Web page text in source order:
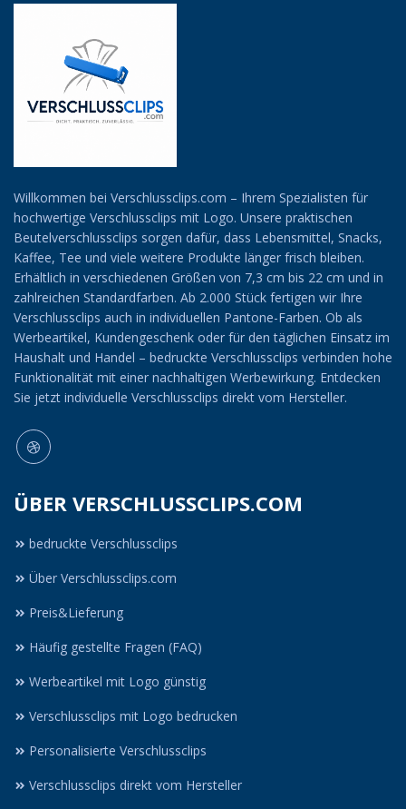
Willkommen bei Verschlussclips.com – Ihrem Spezialisten für
hochwertige Verschlussclips mit Logo. Unsere praktischen
Beutelverschlussclips sorgen dafür, dass Lebensmittel, Snacks,
Kaffee, Tee und viele weitere Produkte länger frisch bleiben.
Erhältlich in verschiedenen Größen von 7,3 cm bis 22 cm und in
zahlreichen Standardfarben. Ab 2.000 Stück fertigen wir Ihre
Verschlussclips auch in individuellen Pantone-Farben. Ob als
Werbeartikel, Kundengeschenk oder für den täglichen Einsatz im
Haushalt und Handel – bedruckte Verschlussclips verbinden hohe
Funktionalität mit einer nachhaltigen Werbewirkung. Entdecken
Sie jetzt individuelle Verschlussclips direkt vom Hersteller.
ÜBER VERSCHLUSSCLIPS.COM
bedruckte Verschlussclips
Über Verschlussclips.com
Preis&Lieferung
Häufig gestellte Fragen (FAQ)
Werbeartikel mit Logo günstig
Verschlussclips mit Logo bedrucken
Personalisierte Verschlussclips
Verschlussclips direkt vom Hersteller